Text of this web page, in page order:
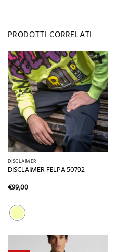
PRODOTTI CORRELATI
DISCLAIMER
DISCLAIMER FELPA 50792
€99,00